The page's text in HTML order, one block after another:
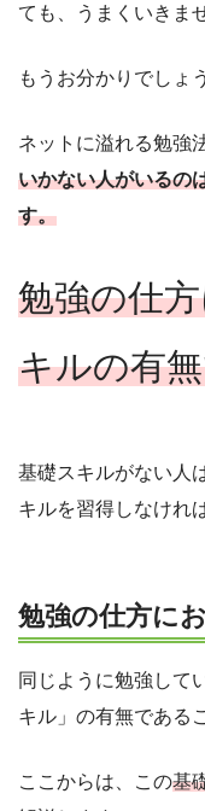
ても、うまくいきま
もうお分かりでしょ
ネットに溢れる勉強
いかない人がいるの
す。
勉強の仕
キルの有
基礎スキルがない人
キルを習得しなけれ
勉強の仕方に
同じように勉強して
キル」の有無である
ここからは、この基